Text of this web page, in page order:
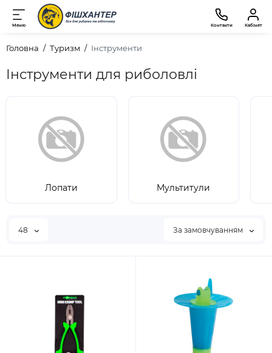
Меню Контакти Кабінет
Головна Туризм Інструменти
Інструменти для риболовлі
Лопати Мультитули
48 За замовчуванням